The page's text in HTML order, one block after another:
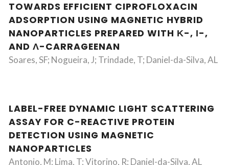
TOWARDS EFFICIENT CIPROFLOXACIN
ADSORPTION USING MAGNETIC HYBRID
NANOPARTICLES PREPARED WITH Κ-, Ι-,
AND Λ-CARRAGEENAN
Soares, SF; Nogueira, J; Trindade, T; Daniel-da-Silva, AL
LABEL-FREE DYNAMIC LIGHT SCATTERING
ASSAY FOR C-REACTIVE PROTEIN
DETECTION USING MAGNETIC
NANOPARTICLES
Antonio, M; Lima, T; Vitorino, R; Daniel-da-Silva, AL